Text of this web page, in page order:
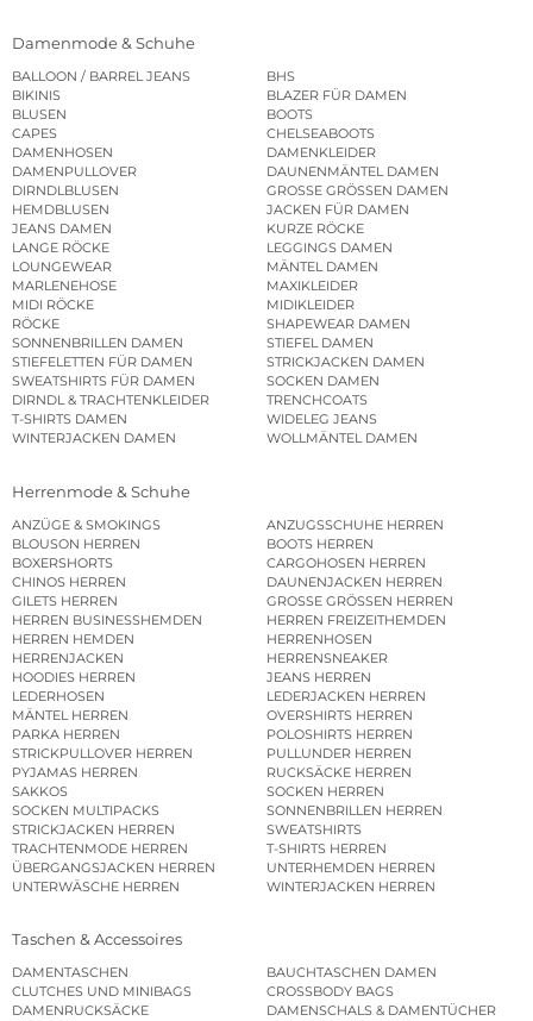
Damenmode & Schuhe
BALLOON / BARREL JEANS
BHS
BIKINIS
BLAZER FÜR DAMEN
BLUSEN
BOOTS
CAPES
CHELSEABOOTS
DAMENHOSEN
DAMENKLEIDER
DAMENPULLOVER
DAUNENMÄNTEL DAMEN
DIRNDLBLUSEN
GROSSE GRÖSSEN DAMEN
HEMDBLUSEN
JACKEN FÜR DAMEN
JEANS DAMEN
KURZE RÖCKE
LANGE RÖCKE
LEGGINGS DAMEN
LOUNGEWEAR
MÄNTEL DAMEN
MARLENEHOSE
MAXIKLEIDER
MIDI RÖCKE
MIDIKLEIDER
RÖCKE
SHAPEWEAR DAMEN
SONNENBRILLEN DAMEN
STIEFEL DAMEN
STIEFELETTEN FÜR DAMEN
STRICKJACKEN DAMEN
SWEATSHIRTS FÜR DAMEN
SOCKEN DAMEN
DIRNDL & TRACHTENKLEIDER
TRENCHCOATS
T-SHIRTS DAMEN
WIDELEG JEANS
WINTERJACKEN DAMEN
WOLLMÄNTEL DAMEN
Herrenmode & Schuhe
ANZÜGE & SMOKINGS
ANZUGSSCHUHE HERREN
BLOUSON HERREN
BOOTS HERREN
BOXERSHORTS
CARGOHOSEN HERREN
CHINOS HERREN
DAUNENJACKEN HERREN
GILETS HERREN
GROSSE GRÖSSEN HERREN
HERREN BUSINESSHEMDEN
HERREN FREIZEITHEMDEN
HERREN HEMDEN
HERRENHOSEN
HERRENJACKEN
HERRENSNEAKER
HOODIES HERREN
JEANS HERREN
LEDERHOSEN
LEDERJACKEN HERREN
MÄNTEL HERREN
OVERSHIRTS HERREN
PARKA HERREN
POLOSHIRTS HERREN
STRICKPULLOVER HERREN
PULLUNDER HERREN
PYJAMAS HERREN
RUCKSÄCKE HERREN
SAKKOS
SOCKEN HERREN
SOCKEN MULTIPACKS
SONNENBRILLEN HERREN
STRICKJACKEN HERREN
SWEATSHIRTS
TRACHTENMODE HERREN
T-SHIRTS HERREN
ÜBERGANGSJACKEN HERREN
UNTERHEMDEN HERREN
UNTERWÄSCHE HERREN
WINTERJACKEN HERREN
Taschen & Accessoires
DAMENTASCHEN
BAUCHTASCHEN DAMEN
CLUTCHES UND MINIBAGS
CROSSBODY BAGS
DAMENRUCKSÄCKE
DAMENSCHALS & DAMENTÜCHER